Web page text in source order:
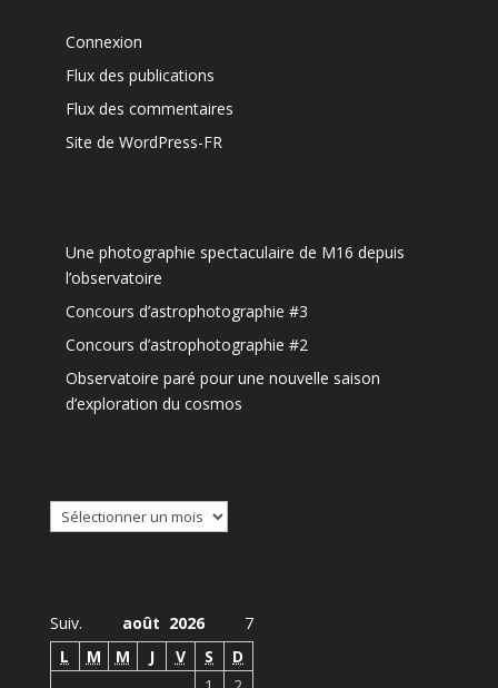
Connexion
Flux des publications
Flux des commentaires
Site de WordPress-FR
Une photographie spectaculaire de M16 depuis
l’observatoire
Concours d’astrophotographie #3
Concours d’astrophotographie #2
Observatoire paré pour une nouvelle saison
d’exploration du cosmos
Archives
Suiv. 7
août 2026
L
M M J V S
D